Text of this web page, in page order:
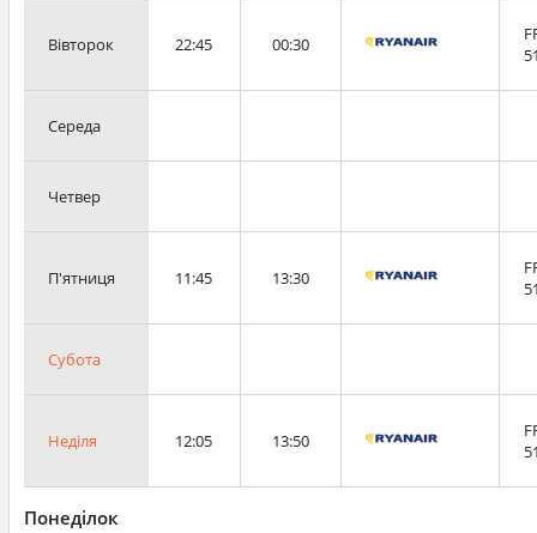
Вівторок 22:45 00:30
Середа
Четвер
П'ятниця 11:45 13:30
Субота
Неділя 12:05 13:50
Понеділок